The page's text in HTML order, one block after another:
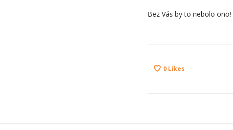
Bez Vás by to nebolo ono!
0 Likes